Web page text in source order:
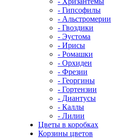
- Гипсофилы
- Альстромерии
- Гвоздики
- Эустома
- Ирисы
- Ромашки
- Орхидеи
- Фрезии
- Георгины
- Гортензии
- Диантусы
- Каллы
- Лилии
Цветы в коробках
Корзины цветов